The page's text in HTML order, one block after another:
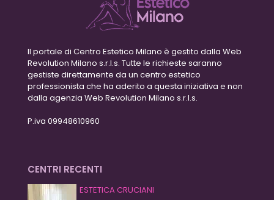
Il portale di Centro Estetico Milano è gestito dalla Web
Revolution Milano s.r.l.s. Tutte le richieste saranno
gestiste direttamente da un centro estetico
professionista che ha aderito a questa iniziativa e non
dalla agenzia Web Revolution Milano s.r.l.s.
P.iva 09948610960
CENTRI RECENTI
ESTETICA CRUCIANI